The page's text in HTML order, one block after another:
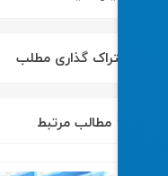
گذاری مطلب
مطالب مرتبط